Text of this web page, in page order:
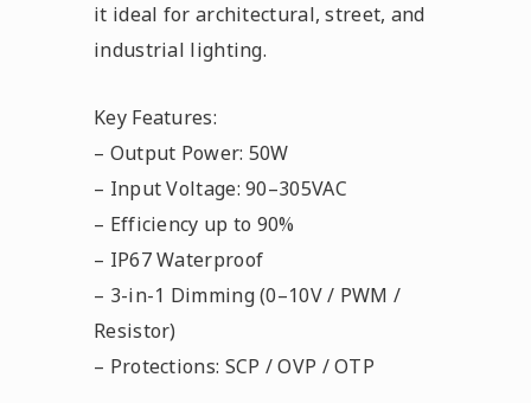
it ideal for architectural, street, and
industrial lighting.
Key Features:
– Output Power: 50W
– Input Voltage: 90–305VAC
– Efficiency up to 90%
– IP67 Waterproof
– 3-in-1 Dimming (0–10V / PWM /
Resistor)
– Protections: SCP / OVP / OTP